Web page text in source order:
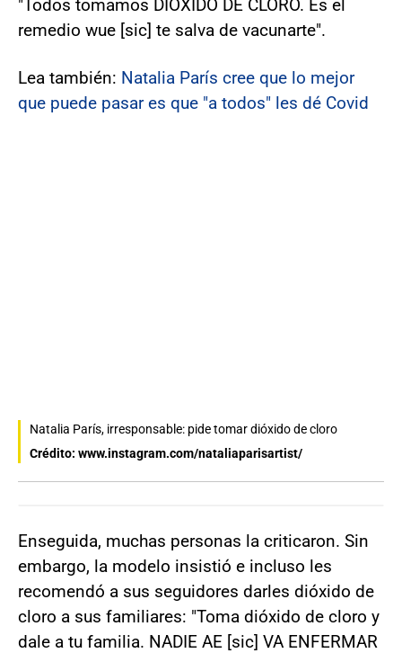
"Todos tomamos DIÓXIDO DE CLORO. Es el
remedio wue [sic] te salva de vacunarte".
Lea también: Natalia París cree que lo mejor
que puede pasar es que "a todos" les dé Covid
Natalia París, irresponsable: pide tomar dióxido de cloro
Crédito: www.instagram.com/nataliaparisartist/
Enseguida, muchas personas la criticaron. Sin
embargo, la modelo insistió e incluso les
recomendó a sus seguidores darles dióxido de
cloro a sus familiares: "Toma dióxido de cloro y
dale a tu familia. NADIE AE [sic] VA ENFERMAR